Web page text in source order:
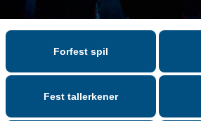
Forfest spil
Fest tallerkener